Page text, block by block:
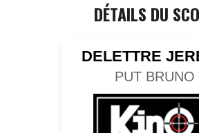
COMPETITION
TEAM CANJUERS
DÉTAILS DU
DELETTRE
PUT BRUNO